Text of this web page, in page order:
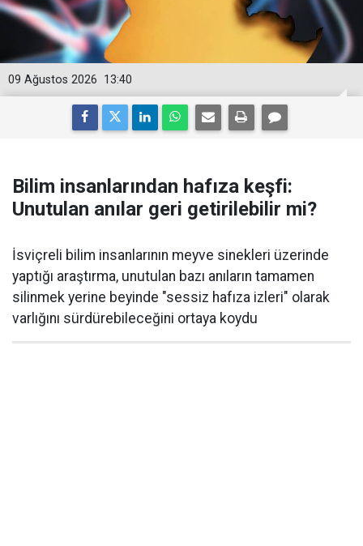
13:40
09 Ağustos 2026
Bilim insanlarından hafıza keşfi:
Unutulan anılar geri getirilebilir mi?
İsviçreli bilim insanlarının meyve sinekleri üzerinde
yaptığı araştırma, unutulan bazı anıların tamamen
silinmek yerine beyinde "sessiz hafıza izleri" olarak
varlığını sürdürebileceğini ortaya koydu